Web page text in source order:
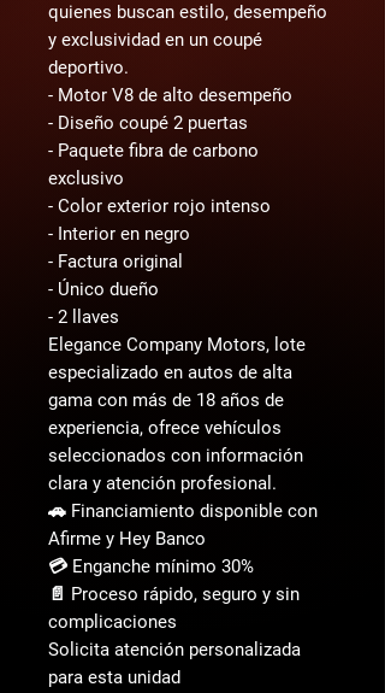
quienes buscan estilo, desempeño
y exclusividad en un coupé
deportivo.
- Motor V8 de alto desempeño
- Diseño coupé 2 puertas
- Paquete fibra de carbono
exclusivo
- Color exterior rojo intenso
- Interior en negro
- Factura original
- Único dueño
- 2 llaves
Elegance Company Motors, lote
especializado en autos de alta
gama con más de 18 años de
experiencia, ofrece vehículos
seleccionados con información
clara y atención profesional.
🚗 Financiamiento disponible con
Afirme y Hey Banco
💳 Enganche mínimo 30%
📄 Proceso rápido, seguro y sin
complicaciones
Solicita atención personalizada
para esta unidad